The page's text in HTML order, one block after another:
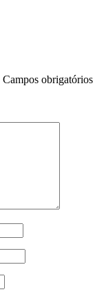
Campos obrigatórios